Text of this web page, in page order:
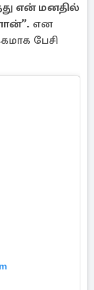
என் மனதில்
என
பேசி